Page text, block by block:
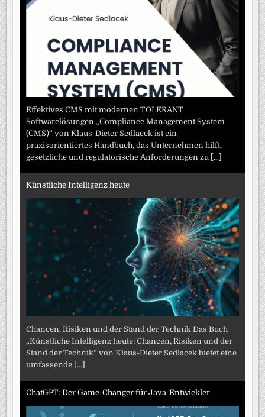
Effektives CMS mit modernen TOLERANT
Softwarelösungen „Compliance Management System
(CMS)“ von Klaus-Dieter Sedlacek ist ein
praxisorientiertes Handbuch, das Unternehmen hilft,
gesetzliche und regulatorische Anforderungen zu [...]
Künstliche Intelligenz heute
Chancen, Risiken und der Stand der Technik Das Buch
„Künstliche Intelligenz heute: Chancen, Risiken und der
Stand der Technik“ von Klaus-Dieter Sedlacek bietet eine
umfassende [...]
ChatGPT: Der Game-Changer für Java-Entwickler